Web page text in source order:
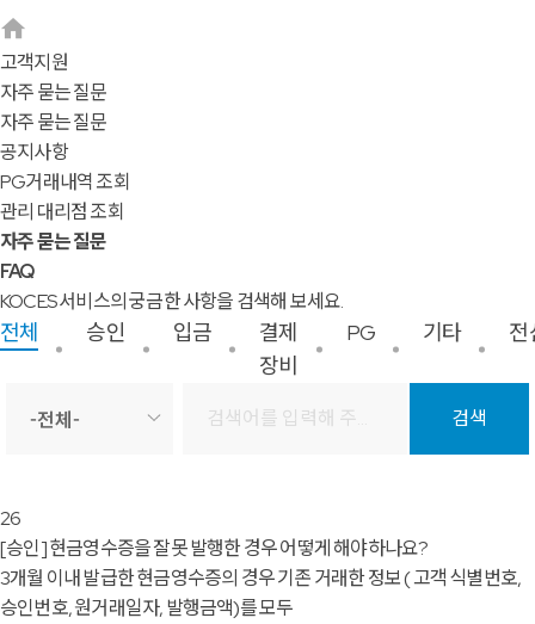
고객지원
자주 묻는 질문
자주 묻는 질문
공지사항
PG거래내역 조회
관리 대리점 조회
자주 묻는 질문
FAQ
KOCES 서비스의 궁금한 사항을 검색해 보세요.
전체 승인 입금
결제
장비
PG 기타 전
26
[승인]현금영수증을 잘못 발행한 경우 어떻게 해야하나요?
3개월 이내 발급한 현금영수증의 경우 기존 거래한 정보 ( 고객 식별번호,
승인번호, 원거래일자, 발행금액)를 모두